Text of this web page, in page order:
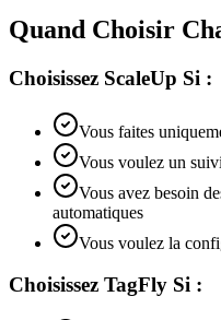
Quand Choisir
Choisissez ScaleUp Si :
Vous faites
Vous voulez un
Vous avez besoin
automatiques
Vous voulez la
Choisissez TagFly Si :